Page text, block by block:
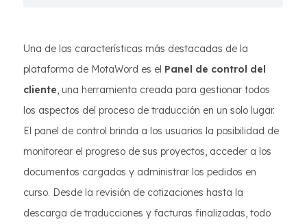
Una de las características más destacadas de la
plataforma de MotaWord es el Panel de control del
cliente, una herramienta creada para gestionar todos
los aspectos del proceso de traducción en un solo lugar.
El panel de control brinda a los usuarios la posibilidad de
monitorear el progreso de sus proyectos, acceder a los
documentos cargados y administrar los pedidos en
curso. Desde la revisión de cotizaciones hasta la
descarga de traducciones y facturas finalizadas, todo